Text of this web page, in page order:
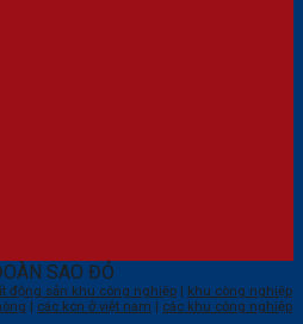
SAO ĐỎ
động sản khu công nghiệp
khu công nghiệp
các kcn ở việt nam
các khu công nghiệp